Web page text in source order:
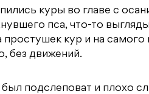
куры во главе с
пса, что-то
кур и на самого
без движений.
подслеповат и плохо